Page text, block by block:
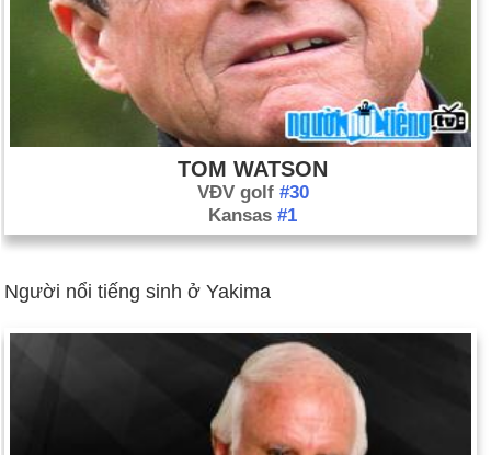
TOM WATSON
VĐV golf #30
Kansas #1
Người nổi tiếng sinh ở Yakima